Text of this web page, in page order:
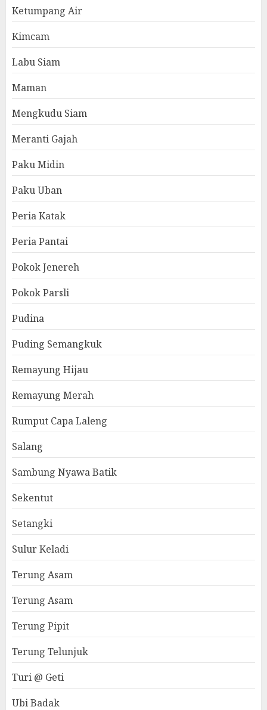
Ketumpang Air
Kimcam
Labu Siam
Maman
Mengkudu Siam
Meranti Gajah
Paku Midin
Paku Uban
Peria Katak
Peria Pantai
Pokok Jenereh
Pokok Parsli
Pudina
Puding Semangkuk
Remayung Hijau
Remayung Merah
Rumput Capa Laleng
Salang
Sambung Nyawa Batik
Sekentut
Setangki
Sulur Keladi
Terung Asam
Terung Asam
Terung Pipit
Terung Telunjuk
Turi @ Geti
Ubi Badak